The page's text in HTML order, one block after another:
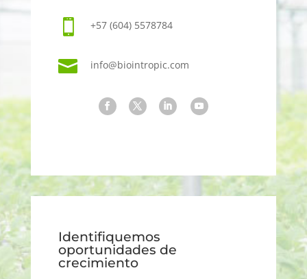
 +57 (604) 5578784
 info@biointropic.com
Identifiquemos
oportunidades de
crecimiento